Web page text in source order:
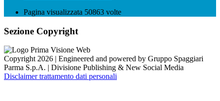
Pagina visualizzata 50863 volte
Sezione Copyright
Copyright 2026 | Engineered and powered by Gruppo Spaggiari
Parma S.p.A. | Divisione Publishing & New Social Media
Disclaimer trattamento dati personali